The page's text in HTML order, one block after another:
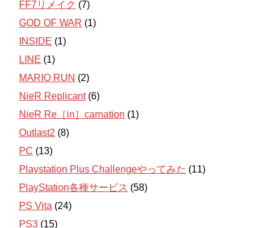
FF7リメイク (7)
GOD OF WAR (1)
INSIDE (1)
LINE (1)
MARIO RUN (2)
NieR Replicant(6)
NieR Re［in］carnation (1)
Outlast2 (8)
PC (13)
Playstation Plus Challengeやってみた (11)
PlayStation各種サービス (58)
PS Vita (24)
PS3 (15)